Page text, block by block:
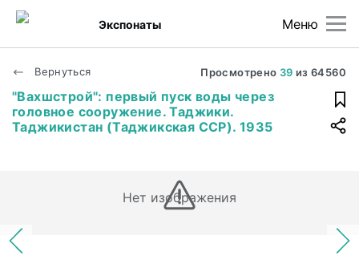
Меню
Экспонаты
Вернуться Просмотрено 39 из64560
"Вахшстрой": первый пуск воды через
головное сооружение. Таджики.
Таджикистан (Таджикская ССР). 1935
Нет изображения